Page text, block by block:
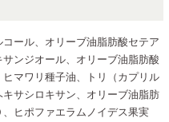
ール、オリーブ油脂肪酸セテア
ンジオール、オリーブ油脂肪酸
マワリ種子油、トリ（カプリル
サシロキサン、オリーブ油脂肪
ヒポファエラムノイデス果実